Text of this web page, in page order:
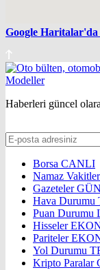
Google Haritalar'da
Haberleri güncel
Borsa CANLI
Namaz
Gazeteler
Hava Durumu
Puan Durumu
Hisseler
Pariteler
Yol Durumu
Kripto Paralar